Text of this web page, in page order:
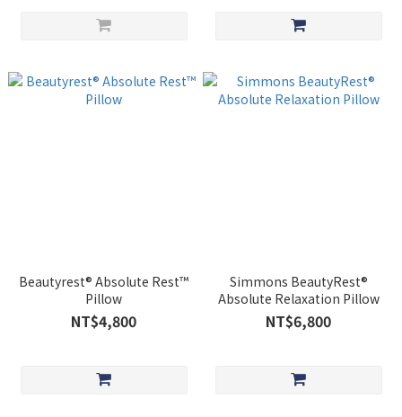
Beautyrest® Absolute Rest™
Pillow
NT$4,800
Simmons BeautyRest®
Absolute Relaxation Pillow
NT$6,800